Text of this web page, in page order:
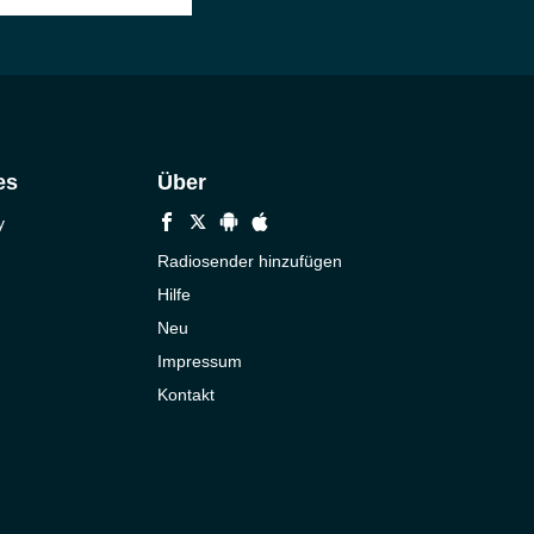
Über
Radiosender hinzufügen
Hilfe
Neu
Impressum
Kontakt